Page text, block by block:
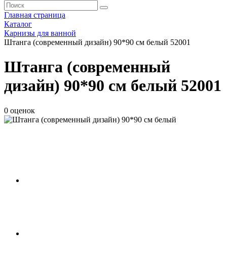
Главная страница
Каталог
Карнизы для ванной
Штанга (современный дизайн) 90*90 см белый 52001
Штанга (современный
дизайн) 90*90 см белый 52001
0 оценок